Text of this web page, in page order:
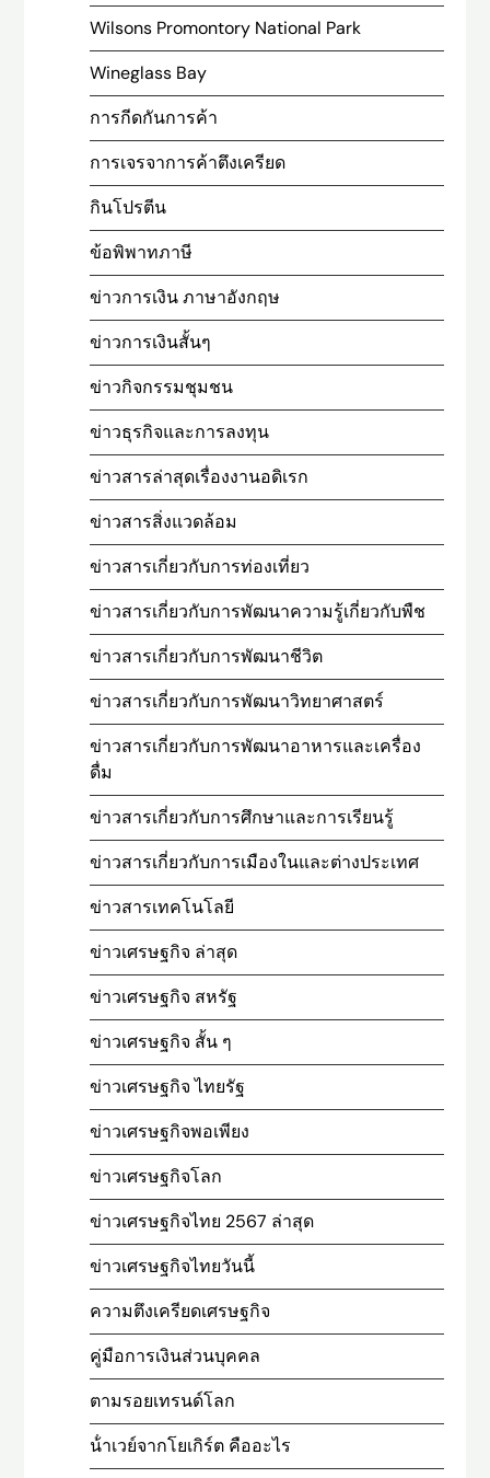
Wilsons Promontory National Park
Wineglass Bay
การกีดกันการค้า
การเจรจาการค้าตึงเครียด
กินโปรตีน
ข้อพิพาทภาษี
ข่าวการเงิน ภาษาอังกฤษ
ข่าวการเงินสั้นๆ
ข่าวกิจกรรมชุมชน
ข่าวธุรกิจและการลงทุน
ข่าวสารล่าสุดเรื่องงานอดิเรก
ข่าวสารสิ่งแวดล้อม
ข่าวสารเกี่ยวกับการท่องเที่ยว
ข่าวสารเกี่ยวกับการพัฒนาความรู้เกี่ยวกับพืช
ข่าวสารเกี่ยวกับการพัฒนาชีวิต
ข่าวสารเกี่ยวกับการพัฒนาวิทยาศาสตร์
ข่าวสารเกี่ยวกับการพัฒนาอาหารและเครื่อง
ดื่ม
ข่าวสารเกี่ยวกับการศึกษาและการเรียนรู้
ข่าวสารเกี่ยวกับการเมืองในและต่างประเทศ
ข่าวสารเทคโนโลยี
ข่าวเศรษฐกิจ ล่าสุด
ข่าวเศรษฐกิจ สหรัฐ
ข่าวเศรษฐกิจ สั้น ๆ
ข่าวเศรษฐกิจ ไทยรัฐ
ข่าวเศรษฐกิจพอเพียง
ข่าวเศรษฐกิจโลก
ข่าวเศรษฐกิจไทย 2567 ล่าสุด
ข่าวเศรษฐกิจไทยวันนี้
ความตึงเครียดเศรษฐกิจ
คู่มือการเงินส่วนบุคคล
ตามรอยเทรนด์โลก
น้ําเวย์จากโยเกิร์ต คืออะไร